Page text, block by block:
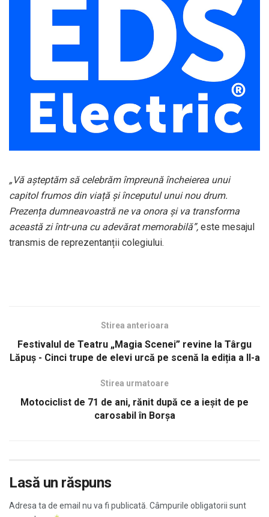
„Vă așteptăm să celebrăm împreună încheierea unui
capitol frumos din viață și începutul unui nou drum.
Prezența dumneavoastră ne va onora și va transforma
această zi într-una cu adevărat memorabilă”, este mesajul
transmis de reprezentanții colegiului.
Stirea anterioara
Festivalul de Teatru „Magia Scenei” revine la Târgu
Lăpuș - Cinci trupe de elevi urcă pe scenă la ediția a II-a
Stirea urmatoare
Motociclist de 71 de ani, rănit după ce a ieșit de pe
carosabil în Borșa
Lasă un răspuns
Adresa ta de email nu va fi publicată. Câmpurile obligatorii sunt